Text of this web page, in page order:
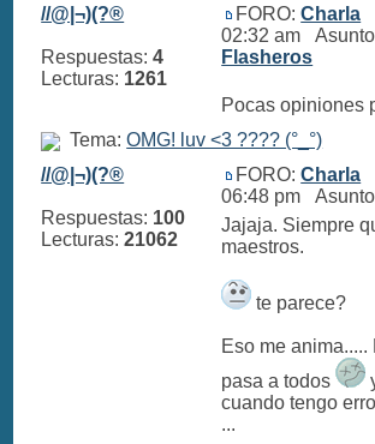
//@|¬)(?®
Respuestas:4
Lecturas: 1261
FORO:Charla
02:32 am
Flasheros
Pocas opiniones
Tema:OMG! luv <3 ???? (°_°)
//@|¬)(?®
Respuestas: 100
Lecturas:21062
FORO:Charla
06:48 pm
Jajaja. Siempre
maestros.
te parece?
Eso me
pasa a todos
cuando tengo
...